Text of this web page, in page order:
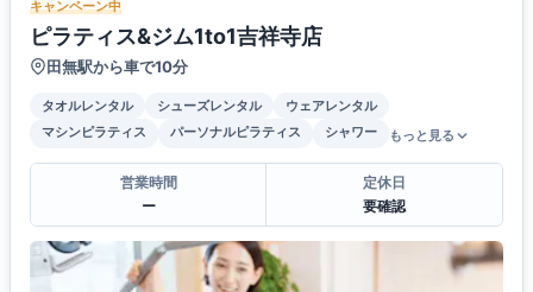
キャンペーン中
ピラティス&ジム1to1吉祥寺店
田無駅から車で10分
タオルレンタル シューズレンタル
ウェアレンタル
マシンピラティス
パーソナルピラティス シャワー もっと見る
営業時間
ー
定休日
要確認